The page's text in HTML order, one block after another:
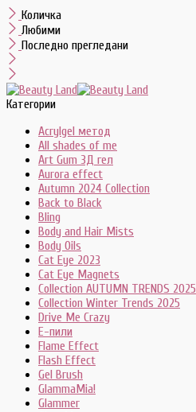
Количка
Любими
Последно прегледани
Категории
Acrylgel метод
All shades of me
Art Gum 3Д гел
Aurora effect
Autumn 2024 Collection
Back to Black
Bling
Body and Hair Mists
Body Oils
Cat Eye 2023
Cat Eye Magnets
Collection AUTUMN TRENDS 2025
Collection Winter Trends 2025
Drive Me Crazy
E-пили
Flame Effect
Flash Effect
Gel Brush
GlammaMia!
Glammer